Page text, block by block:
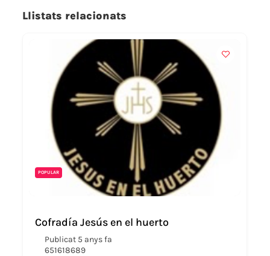
Llistats relacionats
POPULAR
Cofradía Jesús en el huerto
Publicat 5 anys fa
651618689